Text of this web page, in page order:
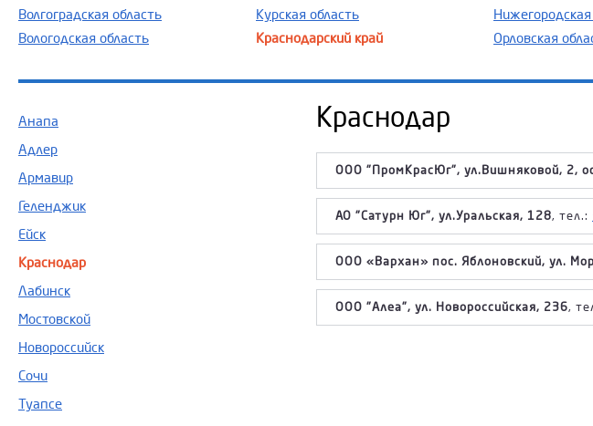
Волгоградская область
Вологодская область
Курская область
Краснодарский край
Орловская
Анапа
Адлер
Армавир
Геленджик
Ейск
Краснодар
Лабинск
Мостовской
Новороссийск
Сочи
Туапсе
Краснодар
ООО "ПромКрасЮг", ул.Вишняковой, 2,
АО "Сатурн Юг", ул.Уральская, 128, тел.:
ООО «Вархан» пос. Яблоновский, ул.
ООО "Алеа", ул. Новороссийская, 236,